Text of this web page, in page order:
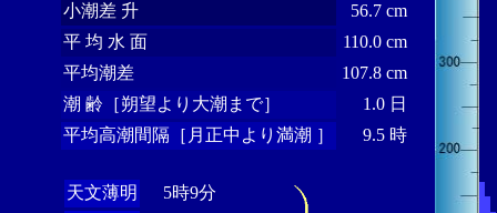
小潮差 升
56.7 cm
平 均 水 面
110.0 cm
平均潮差
107.8 cm
潮 齢［朔望より大潮まで］
1.0 日
平均高潮間隔［月正中より満潮 ］
9.5 時
天文薄明
5時9分